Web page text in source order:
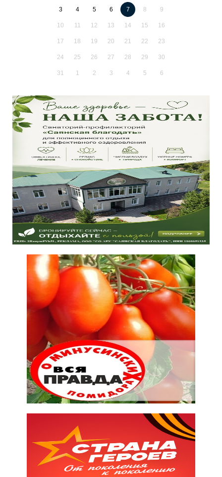
3 4 5 6 7 8 9
10 11 12 13 14 15 16
17 18 19 20 21 22 23
24 25 26 27 28 29 30
31 1 2 3 4 5 6